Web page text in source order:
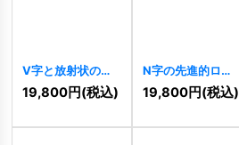
V字と放射状の光
が織りなす上昇ロ
ゴ [ 10396]
19,800円(税込)
N字の先進的ロゴ
[10386]
19,800円(税込)